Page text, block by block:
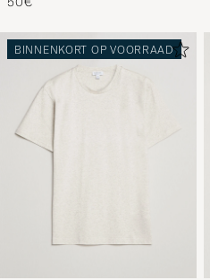
BINNENKORT OP VOORRAAD